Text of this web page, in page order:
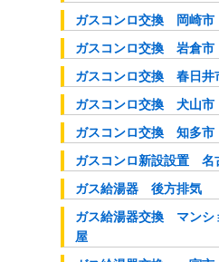
ガスコンロ交換 岡崎市
ガスコンロ交換 岩倉市
ガスコンロ交換 春日井
ガスコンロ交換 犬山市
ガスコンロ交換 知多市
ガスコンロ新設設置 名
ガス給湯器 後方排気
ガス給湯器交換 マン
屋